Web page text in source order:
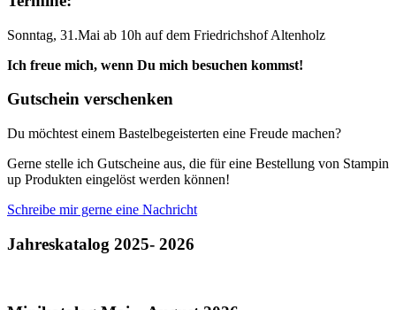
Sonntag, 31.Mai ab 10h auf dem Friedrichshof Altenholz
Ich freue mich, wenn Du mich besuchen kommst!
Gutschein verschenken
Du möchtest einem Bastelbegeisterten eine Freude machen?
Gerne stelle ich Gutscheine aus, die für eine Bestellung von Stampin
up Produkten eingelöst werden können!
Schreibe mir gerne eine Nachricht
Jahreskatalog 2025- 2026